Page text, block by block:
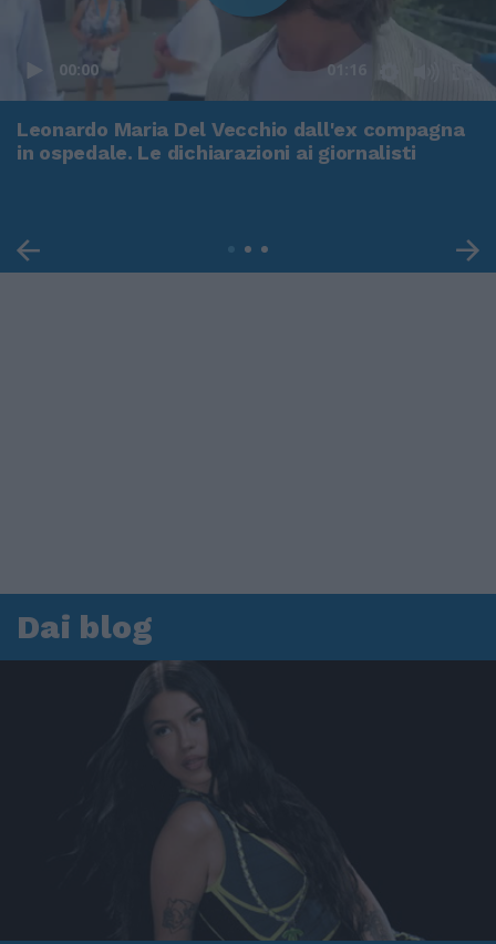
00:00 01:16
Leonardo Maria Del Vecchio dall'ex compagna
in ospedale. Le dichiarazioni ai giornalisti
Dai blog